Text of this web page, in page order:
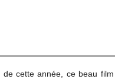
cette année, ce beau